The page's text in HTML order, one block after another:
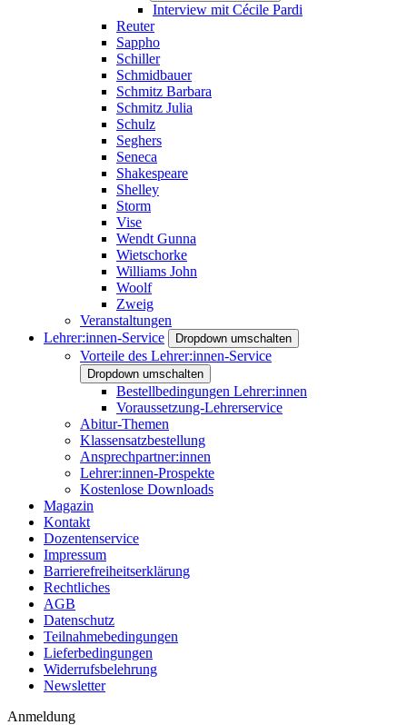
Interview mit Cécile Pardi
Reuter
Sappho
Schiller
Schmidbauer
Schmitz Barbara
Schmitz Julia
Schulz
Seghers
Seneca
Shakespeare
Shelley
Storm
Vise
Wendt Gunna
Wietschorke
Williams John
Woolf
Zweig
Veranstaltungen
Lehrer:innen-Service
Dropdown umschalten
Vorteile des Lehrer:innen-Service
Dropdown umschalten
Bestellbedingungen Lehrer:innen
Voraussetzung-Lehrerservice
Abitur-Themen
Klassensatzbestellung
Ansprechpartner:innen
Lehrer:innen-Prospekte
Kostenlose Downloads
Magazin
Kontakt
Dozentenservice
Impressum
Barrierefreiheitserklärung
Rechtliches
AGB
Datenschutz
Teilnahmebedingungen
Lieferbedingungen
Widerrufsbelehrung
Newsletter
Anmeldung